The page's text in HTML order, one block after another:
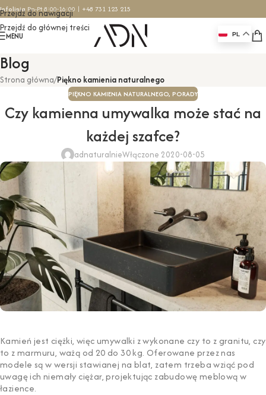
Przejdź do nawigacji
Przejdź do głównej treści
Infolinia Pn-Pt 8:00-16:00 | +48 731 123 215
MENU PL
Blog
Strona główna/Piękno kamienia naturalnego
PIĘKNO KAMIENIA NATURALNEGO, PORADY
Czy kamienna umywalka może stać na
każdej szafce?
adnaturalnieWłączone 2020-08-05
Kamień jest ciężki, więc umywalki z wykonane czy to z granitu, czy
to z marmuru, ważą od 20 do 30 kg. Oferowane przez nas
modele są w wersji stawianej na blat, zatem trzeba wziąć pod
uwagę ich niemały ciężar, projektując zabudowę meblową w
łazience.